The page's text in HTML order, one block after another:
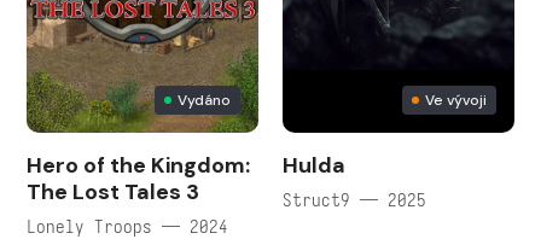
Vydáno
Hero of the Kingdom:
The Lost Tales 3
Lonely Troops — 2024
Ve vývoji
Hulda
Struct9 — 2025